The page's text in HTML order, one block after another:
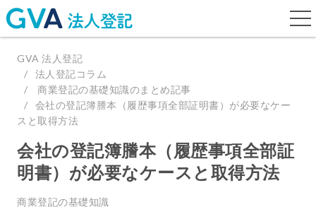
GVA 法人登記
法人登記コラム
商業登記の基礎知識のまとめ記事
会社の登記簿謄本（履歴事項全部証明書）が必要なケー
スと取得方法
会社の登記簿謄本（履歴事項全部証
明書）が必要なケースと取得方法
商業登記の基礎知識